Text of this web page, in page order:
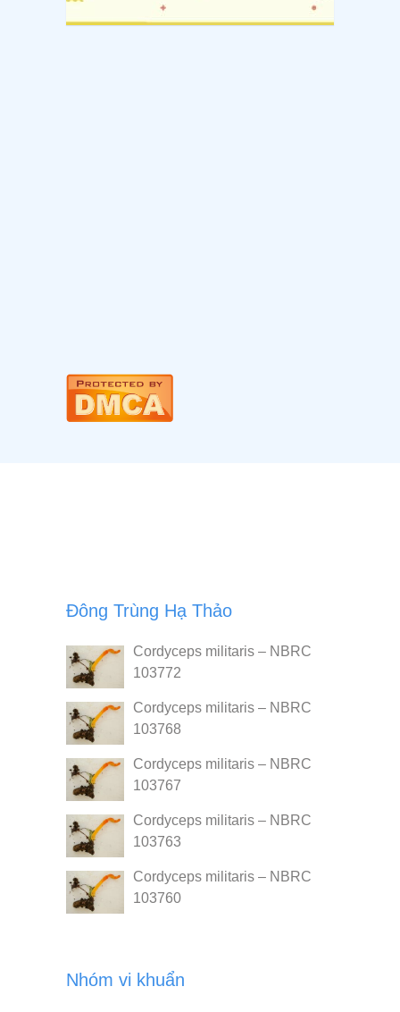
Đông Trùng Hạ Thảo
Cordyceps militaris – NBRC
103772
Cordyceps militaris – NBRC
103768
Cordyceps militaris – NBRC
103767
Cordyceps militaris – NBRC
103763
Cordyceps militaris – NBRC
103760
Nhóm vi khuẩn